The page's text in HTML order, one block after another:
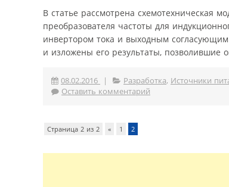
В статье рассмотрена схемотехническая
преобразователя частоты для
инвертором тока и выходным
и изложены его результаты, позволившие
08.02.2016 | Разработка, Источники
Оставить комментарий
Страница 2 из 2 « 1 2